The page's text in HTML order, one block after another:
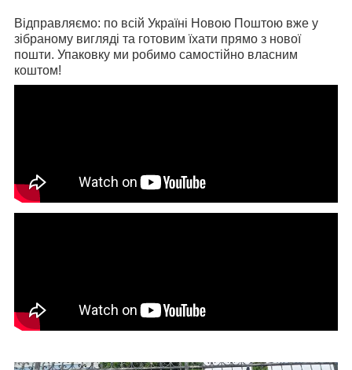
Відправляємо: по всій Україні Новою Поштою вже у
зібраному вигляді та готовим їхати прямо з нової
пошти. Упаковку ми робимо самостійно власним
коштом!